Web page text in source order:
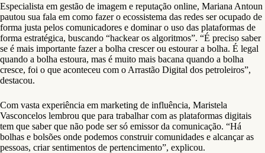
Especialista em gestão de imagem e reputação online, Mariana Antoun
pautou sua fala em como fazer o ecossistema das redes ser ocupado de
forma justa pelos comunicadores e dominar o uso das plataformas de
forma estratégica, buscando “hackear os algoritmos”. “É preciso saber
se é mais importante fazer a bolha crescer ou estourar a bolha. É legal
quando a bolha estoura, mas é muito mais bacana quando a bolha
cresce, foi o que aconteceu com o Arrastão Digital dos petroleiros”,
destacou.
Com vasta experiência em marketing de influência, Maristela
Vasconcelos lembrou que para trabalhar com as plataformas digitais
tem que saber que não pode ser só emissor da comunicação. “Há
bolhas e bolsões onde podemos construir comunidades e alcançar as
pessoas, criar sentimentos de pertencimento”, explicou.